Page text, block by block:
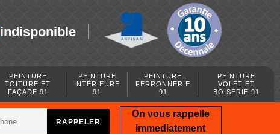
indisponible
PEINTURE
TOITURE ET
FAÇADE 91
PEINTURE
INTÉRIEURE
91
PEINTURE
FERRONNERIE
91
PEINTURE
VOLET ET
BOISERIE 91
On vous rappelle
immediatement